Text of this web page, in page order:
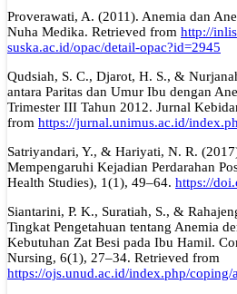
Proverawati, A. (2011). Anemia dan
Nuha Medika. Retrieved from http://
suska.ac.id/opac/detail-opac?id=2945
Qudsiah, S. C., Djarot, H. S., &
antara Paritas dan Umur Ibu dengan
Trimester III Tahun 2012. Jurnal
from https://jurnal.unimus.ac.id/
Satriyandari, Y., & Hariyati, N. R.
Mempengaruhi Kejadian Perdarahan
Health Studies), 1(1), 49–64. https://
Siantarini, P. K., Suratiah, S., &
Tingkat Pengetahuan tentang Anemia
Kebutuhan Zat Besi pada Ibu Hamil.
Nursing, 6(1), 27–34. Retrieved from
https://ojs.unud.ac.id/index.php/coping/